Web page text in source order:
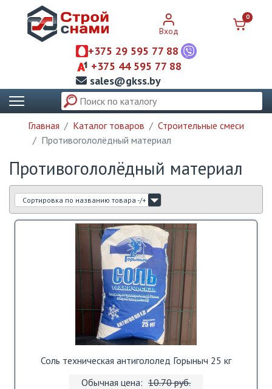
+375 29 595 77 88
+375 44 595 77 88
sales@gkss.by
Вход
0
Главная Каталог товаров
Строительные смеси
Противогололёдный материал
Противогололёдный материал
Сортировка по названию товара -/+
Соль техническая антигололед Горыныч 25 кг
Обычная цена: 10.70 pуб.